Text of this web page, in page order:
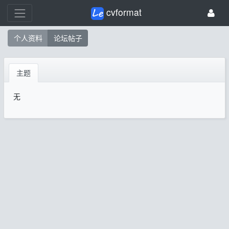
cvformat
个人资料 论坛帖子
主题
无